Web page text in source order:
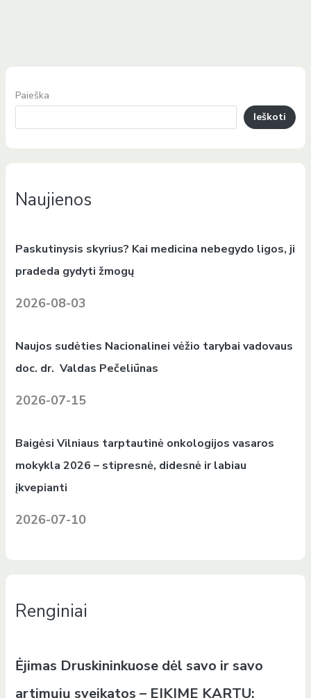
Paieška
Ieškoti
Naujienos
Paskutinysis skyrius? Kai medicina nebegydo ligos, ji
pradeda gydyti žmogų
2026-08-03
Naujos sudėties Nacionalinei vėžio tarybai vadovaus
doc. dr. Valdas Pečeliūnas
2026-07-15
Baigėsi Vilniaus tarptautinė onkologijos vasaros
mokykla 2026 – stipresnė, didesnė ir labiau
įkvepianti
2026-07-10
Renginiai
Ėjimas Druskininkuose dėl savo ir savo
artimųjų sveikatos – EIKIME KARTU: